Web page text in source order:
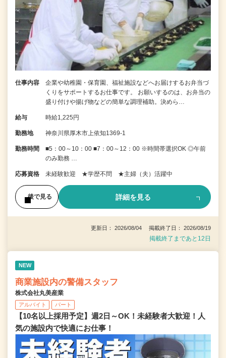
仕事内容
企業や幼稚園・保育園、福祉施設などへお届けするお弁当づ
くりをサポートするお仕事です。 お願いするのは、お弁当の
盛り付けや揚げ物などの簡単な調理補助。決めら…
給与 時給1,225円
勤務地 神奈川県厚木市上依知1369-1
勤務時間
■5：00～10：00 ■7：00～12：00 ※時間帯選択OK ◎午前
のみ勤務 …
応募資格 未経験歓迎 ★学歴不問 ★主婦（夫）活躍中
後で見る 詳細を見る
更新日： 2026/08/04 掲載終了日： 2026/08/19
掲載終了まであと12日
NEW
商業施設内の警備スタッフ
株式会社丸美産業
アルバイト パート
【10名以上採用予定】週2日～OK！未経験者大歓迎！人
気の施設内で快適にお仕事！